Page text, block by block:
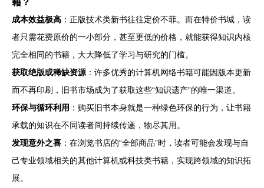
成本效益极高 ：正版技术类新书往往定价不菲。而在特价书城，读
者只需花费原价的一小部分，甚至更低的价格，就能获得知识内核
完全相同的书籍，大大降低了学习与研究的门槛。
获取绝版或稀缺资源 ：许多优秀的计算机网络书籍可能因版本更新
而不再印刷，旧书市场成为了获取这些“知识遗产”的唯一渠道。
环保与循环利用 ：购买旧书本身就是一种绿色环保的行为，让书籍
承载的知识在不同读者间持续传递，物尽其用。
发现意外之喜 ：在浏览书店的“全部商品”时，读者可能会发现与自
己专业领域相关的其他计算机或科技类书籍，实现跨领域的知识拓
展。